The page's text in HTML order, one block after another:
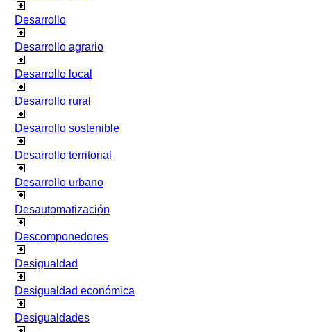
Desarrollo
Desarrollo agrario
Desarrollo local
Desarrollo rural
Desarrollo sostenible
Desarrollo territorial
Desarrollo urbano
Desautomatización
Descomponedores
Desigualdad
Desigualdad económica
Desigualdades